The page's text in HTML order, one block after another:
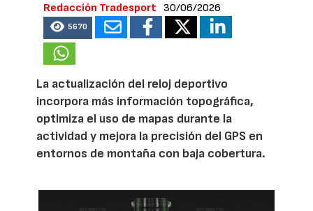
Redacción Tradesport 30/06/2026
5670
La actualización del reloj deportivo
incorpora más información topográfica,
optimiza el uso de mapas durante la
actividad y mejora la precisión del GPS en
entornos de montaña con baja cobertura.